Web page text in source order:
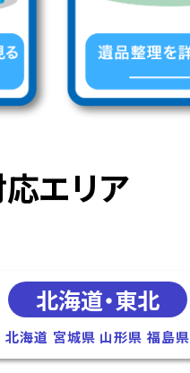
エリア
北海道・東北
北海道 宮城県 山形県 福島県